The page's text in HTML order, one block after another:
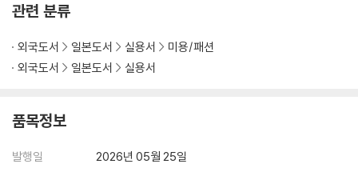
관련 분류
외국도서 일본도서 실용서
미용/패션
외국도서
일본도서 실용서
품목정보
발행일
2026년 05월 25일